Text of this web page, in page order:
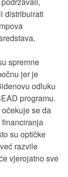
distribuirati
spremne
jer je
odluku
programu.
se da
su optičke
razvile
vjerojatno sve